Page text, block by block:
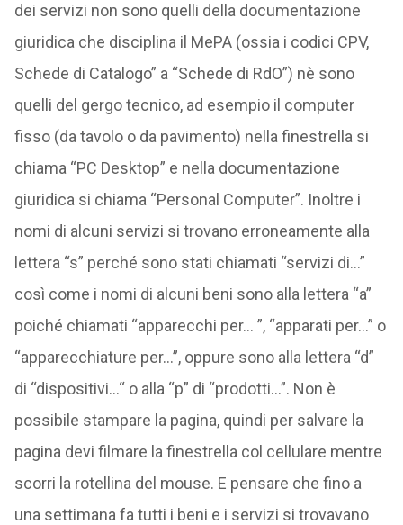
dei servizi non sono quelli della documentazione
giuridica che disciplina il MePA (ossia i codici CPV,
Schede di Catalogo” a “Schede di RdO”) nè sono
quelli del gergo tecnico, ad esempio il computer
fisso (da tavolo o da pavimento) nella finestrella si
chiama “PC Desktop” e nella documentazione
giuridica si chiama “Personal Computer”. Inoltre i
nomi di alcuni servizi si trovano erroneamente alla
lettera “s” perché sono stati chiamati “servizi di…”
così come i nomi di alcuni beni sono alla lettera “a”
poiché chiamati “apparecchi per… ”, “apparati per…” o
“apparecchiature per…”, oppure sono alla lettera “d”
di “dispositivi…“ o alla “p” di “prodotti…”. Non è
possibile stampare la pagina, quindi per salvare la
pagina devi filmare la finestrella col cellulare mentre
scorri la rotellina del mouse. E pensare che fino a
una settimana fa tutti i beni e i servizi si trovavano